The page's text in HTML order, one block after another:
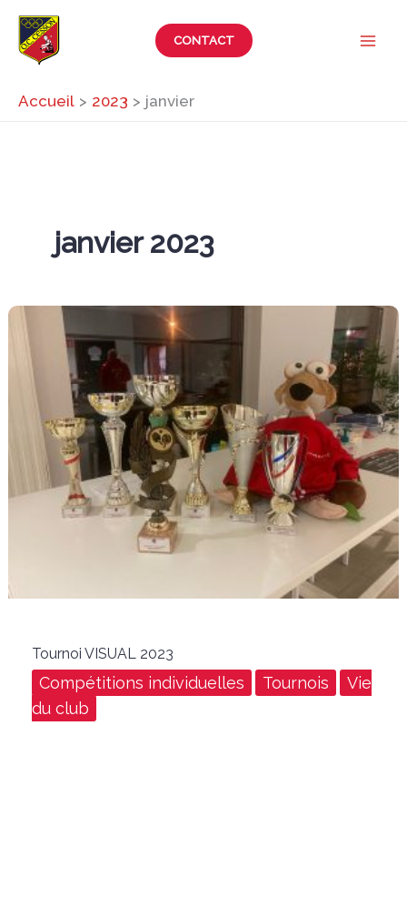
Aller
contenu
CONTACT
Accueil 2023 janvier
janvier 2023
Tournoi VISUAL 2023
Compétitions individuelles Tournois
Vie
du club